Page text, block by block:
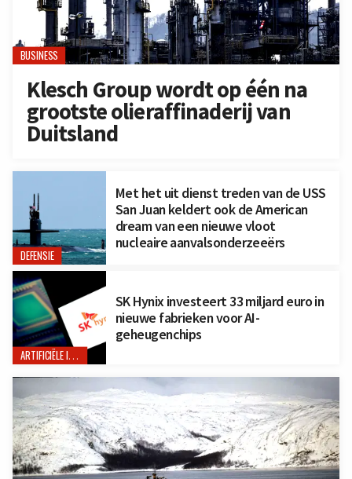
BUSINESS
Klesch Group wordt op één na
grootste olieraffinaderij van
Duitsland
DEFENSIE
Met het uit dienst treden van de USS
San Juan keldert ook de American
dream van een nieuwe vloot
nucleaire aanvalsonderzeeërs
ARTIFICIËLE INTELLIGENTIE
SK Hynix investeert 33 miljard euro in
nieuwe fabrieken voor AI-
geheugenchips